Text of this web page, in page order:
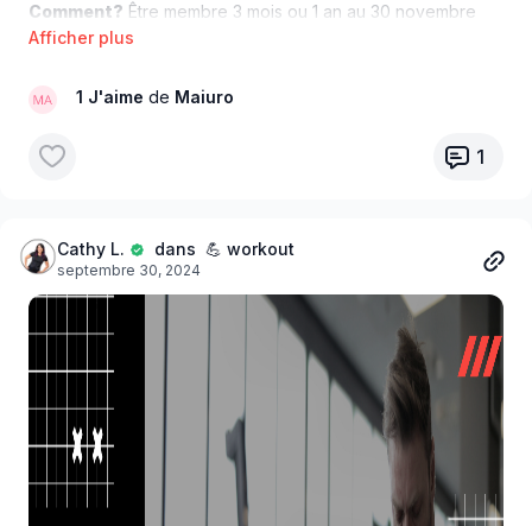
Comment? Être membre 3 mois ou 1 an au 30 novembre
2024
Surveille tes courriels le 1er décembre > Les codes
ou tu pourras les transmettre par courriel !
rythme.
🎄Un (ou 4!) cadeau(x) de Noël déjà coché(s)
sans frais en plus !
Garde la motivation en duo (ou en quatuor!)
Des partenaires d'entrainement pour te motiver
Profite-en vite, c'est une offre de novembre
seulement.
Ta Coach qui t'aime, Cathy xxx
1 J'aime de Maiuro
1
Cathy L. dans 💪 workout
septembre 30, 2024